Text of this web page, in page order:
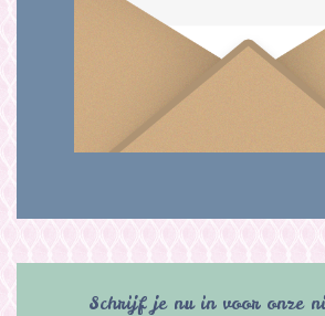
Schrijf je nu in voor onze